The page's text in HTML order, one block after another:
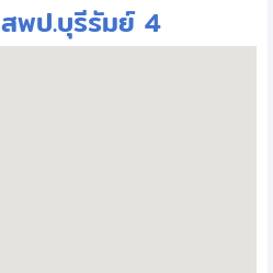
สพป.บุรีรัมย์ 4